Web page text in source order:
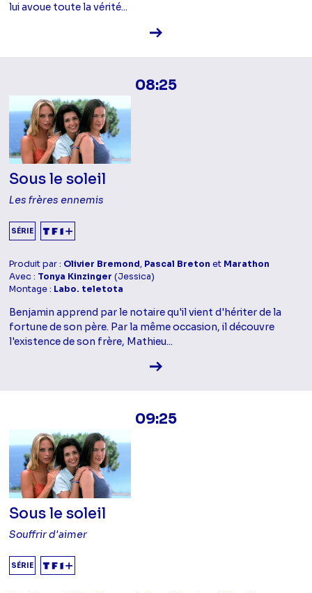
lui avoue toute la vérité...
Voir la fiche diffusion
08:25
Sous le soleil
Les frères ennemis
SÉRIE
Produit par : Olivier Bremond, Pascal Breton et Marathon
Avec : Tonya Kinzinger (Jessica)
Montage : Labo. teletota
Benjamin apprend par le notaire qu'il vient d'hériter de la
fortune de son père. Par la même occasion, il découvre
l'existence de son frère, Mathieu...
Voir la fiche diffusion
09:25
Sous le soleil
Souffrir d'aimer
SÉRIE